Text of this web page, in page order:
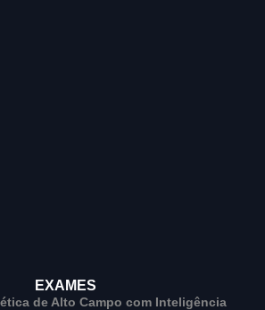
EXAMES
de Alto Campo com Inteligência